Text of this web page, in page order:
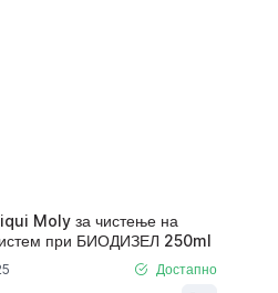
Moly за чистење на
при БИОДИЗЕЛ 250ml
Достапно